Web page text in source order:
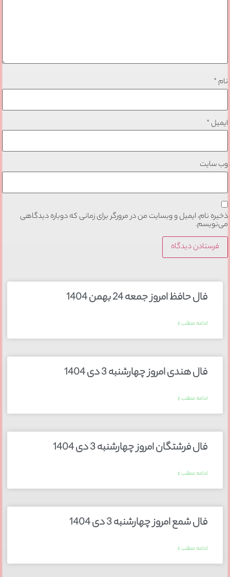
نام *
ایمیل*
وب‌ سایت
ذخیره نام، ایمیل و وبسایت من در مرورگر برای زمانی که دوباره دیدگاهی
می‌نویسم.
فال حافظ امروز جمعه 24 بهمن 1404
ادامه مطلب »
فال هندی امروز چهارشنبه 3 دی 1404
ادامه مطلب »
فال فرشتگان امروز چهارشنبه 3 دی 1404
ادامه مطلب »
فال شمع امروز چهارشنبه 3 دی 1404
ادامه مطلب »